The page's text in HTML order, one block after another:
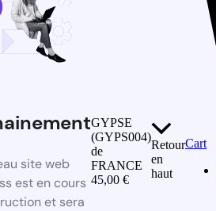
site web
est en cours
et sera
GYPSE
(GYPS004)
de
FRANCE
45,00 €
Retour
en
haut
Cart